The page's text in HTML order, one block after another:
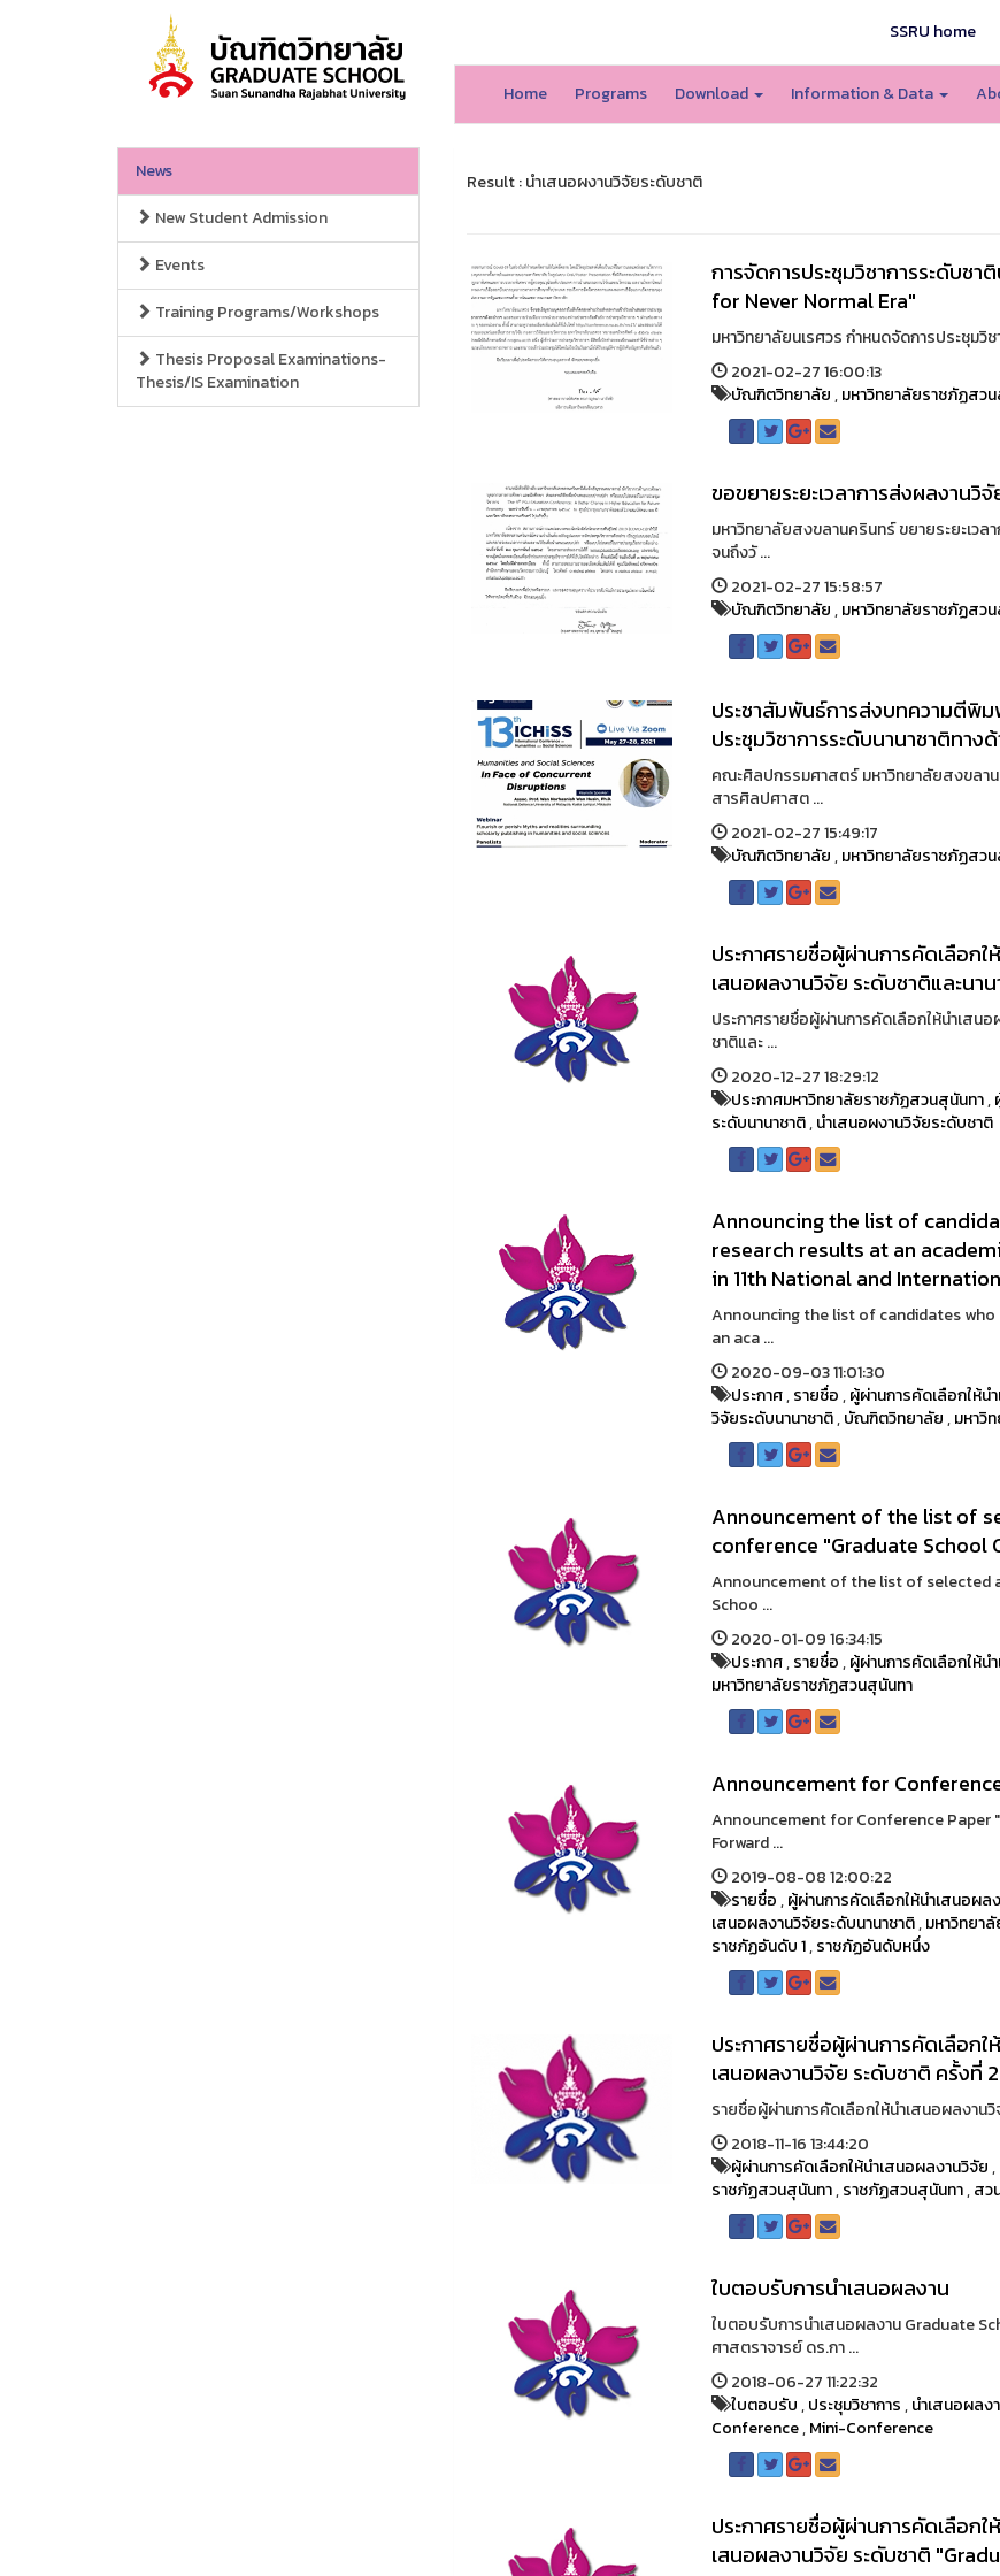
SSRU home
Home Programs Download Information & Data
News
New Student Admission
Events
Training Programs/Workshops
Thesis Proposal Examinations-
Thesis/IS Examination
Result : นำเสนอผงานวิจัยระดับชาติ
การจัดการประชุมวิชาการระดับชา
for Never Normal Era"
มหาวิทยาลัยนเรศวร กำหนดจัดการประชุมวิ
2021-02-27 16:00:13
บัณฑิตวิทยาลัย,มหาวิทยาลัยราชภัฏสว
ขอขยายระยะเวลาการส่งผลงานวิ
มหาวิทยาลัยสงขลานครินทร์ ขยายระยะเว
จนถึงวั ...
2021-02-27 15:58:57
บัณฑิตวิทยาลัย,มหาวิทยาลัยราชภัฏสว
ประชาสัมพันธ์การส่งบทความตีพิม
ประชุมวิชาการระดับนานาชาติทา
คณะศิลปกรรมศาสตร์ มหาวิทยาลัยสงขลา
สารศิลปศาสต ...
2021-02-27 15:49:17
บัณฑิตวิทยาลัย,มหาวิทยาลัยราชภัฏสว
ประกาศรายชื่อผู้ผ่านการคัดเลือกใ
เสนอผลงานวิจัย ระดับชาติและนา
ประกาศรายชื่อผู้ผ่านการคัดเลือกให้นำเสน
ชาติและ ...
2020-12-27 18:29:12
ประกาศมหาวิทยาลัยราชภัฏสวนสุนันทา,
ระดับนานาชาติ,นำเสนอผงานวิจัยระดับชาติ
Announcing the list of
research results at an
in 11th National and
Announcing the list of candidates
an aca ...
2020-09-03 11:01:30
ประกาศ,รายชื่อ,ผู้ผ่านการคัดเลือกให้น
วิจัยระดับนานาชาติ,บัณฑิตวิทยาลัย,มหาวิ
Announcement of the list of
conference "Graduate School
Announcement of the list of selected
Schoo ...
2020-01-09 16:34:15
ประกาศ,รายชื่อ,ผู้ผ่านการคัดเลือกให้น
มหาวิทยาลัยราชภัฏสวนสุนันทา
Announcement for
Announcement for Conference Paper
Forward ...
2019-08-08 12:00:22
รายชื่อ,ผู้ผ่านการคัดเลือกให้นำเสนอผล
เสนอผลงานวิจัยระดับนานาชาติ,มหาวิทยา
ราชภัฏอันดับ 1,ราชภัฏอันดับหนึ่ง
ประกาศรายชื่อผู้ผ่านการคัดเลือกใ
เสนอผลงานวิจัย ระดับชาติ ครั้งที่
รายชื่อผู้ผ่านการคัดเลือกให้นำเสนอผลงาน
2018-11-16 13:44:20
ผู้ผ่านการคัดเลือกให้นำเสนอผลงานวิจัย,
ราชภัฏสวนสุนันทา,ราชภัฏสวนสุนันทา,สว
ใบตอบรับการนำเสนอผลงาน
ใบตอบรับการนำเสนอผลงาน Graduate
ศาสตราจารย์ ดร.กา ...
2018-06-27 11:22:32
ใบตอบรับ,ประชุมวิชาการ,นำเสนอผลง
Conference,Mini-Conference
ประกาศรายชื่อผู้ผ่านการคัดเลือกใ
เสนอผลงานวิจัย ระดับชาติ